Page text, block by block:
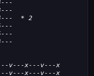
* 2
v---x---v---x
v---x---v---x